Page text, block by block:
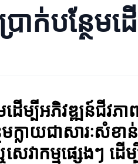
រាក់បន្ថែម
ដើម្បីអភិវឌ្ឍន៍ជីវភា
ែមក្លាយជាសារៈសំ
េវាកម្មផ្សេងៗ ដ